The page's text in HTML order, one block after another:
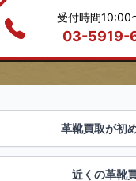
受付時間10:00
03-5919-
革靴買取が初
近くの革靴